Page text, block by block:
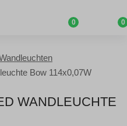
0 0
Bow 114x0,07W
WANDLEUCHTE